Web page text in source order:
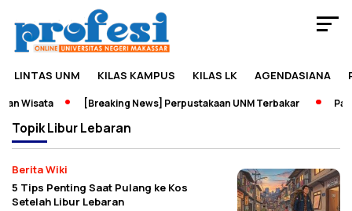
LINTAS UNM KILAS KAMPUS KILAS LK AGENDASIANA
Wisata [Breaking News] Perpustakaan UNM Terbakar
TopikLibur Lebaran
Berita Wiki
5 Tips Penting Saat Pulang ke Kos
Setelah Libur Lebaran